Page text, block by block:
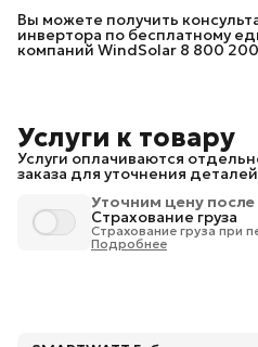
Вы можете получить
инвертора по бесплатному
компаний WindSolar 8 800
Услуги к товару
Услуги оплачиваются
заказа для уточнения
Уточним цену после
Страхование груза
Страхование груза при
компании 1% от
Подробнее